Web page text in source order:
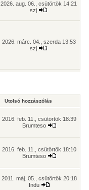
2026. aug. 06., csütörtök 14:21
szj
2026. márc. 04., szerda 13:53
szj
Utolsó hozzászólás
2016. feb. 11., csütörtök 18:39
Brumteso
2016. feb. 11., csütörtök 18:10
Brumteso
2011. máj. 05., csütörtök 20:18
Indu